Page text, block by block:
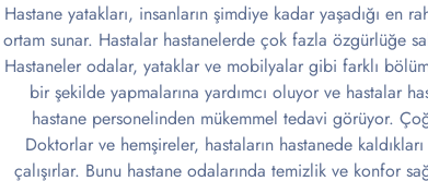
Hastane yatakları, insanların şimdiye kadar yaşadığı en
ortam sunar. Hastalar hastanelerde çok fazla özgürlüğe
Hastaneler odalar, yataklar ve mobilyalar gibi farklı
bir şekilde yapmalarına yardımcı oluyor ve hastalar
hastane personelinden mükemmel tedavi görüyor.
Doktorlar ve hemşireler, hastaların hastanede
çalışırlar. Bunu hastane odalarında temizlik ve konfor